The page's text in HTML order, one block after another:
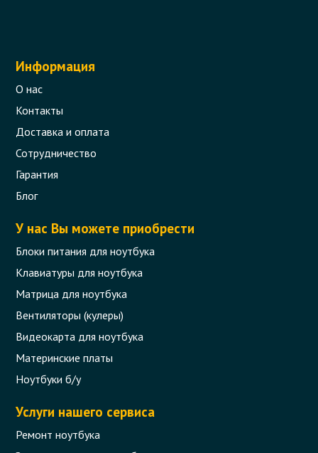
Информация
О нас
Контакты
Доставка и оплата
Сотрудничество
Гарантия
Блог
У нас Вы можете приобрести
Блоки питания для ноутбука
Клавиатуры для ноутбука
Матрица для ноутбука
Вентиляторы (кулеры)
Видеокарта для ноутбука
Материнские платы
Ноутбуки б/у
Услуги нашего сервиса
Ремонт ноутбука